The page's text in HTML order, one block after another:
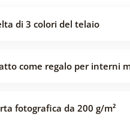
di 3 colori del telaio
come regalo per interni
fotografica da 200 g/m²